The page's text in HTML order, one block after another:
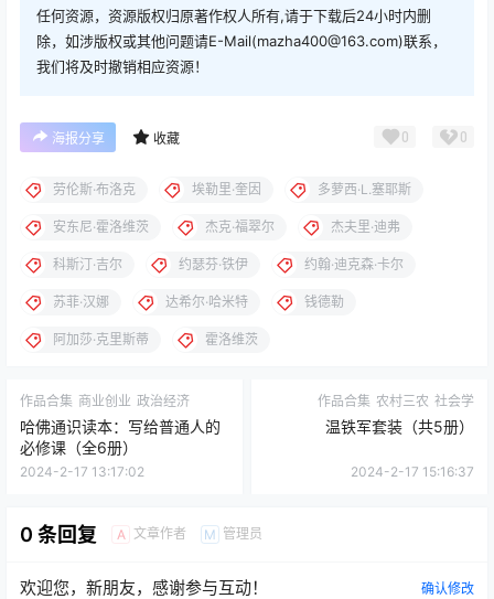
任何资源，资源版权归原著作权人所有,请于下载后24小时内删
除，如涉版权或其他问题请E-Mail(mazha400@163.com)联系，
我们将及时撤销相应资源！
海报分享 收藏 0 0
劳伦斯·布洛克 埃勒里·奎因 多萝西·L.塞耶斯
安东尼·霍洛维茨 杰克·福翠尔 杰夫里·迪弗
科斯汀·吉尔 约瑟芬·铁伊 约翰·迪克森·卡尔
苏菲·汉娜 达希尔·哈米特 钱德勒
阿加莎·克里斯蒂 霍洛维茨
作品合集 商业创业 政治经济
哈佛通识读本：写给普通人的
必修课（全6册）
2024-2-17 13:17:02
作品合集 农村三农 社会学
温铁军套装（共5册）
2024-2-17 15:16:37
0 条回复 A 文章作者 M 管理员
欢迎您，新朋友，感谢参与互动！ 确认修改